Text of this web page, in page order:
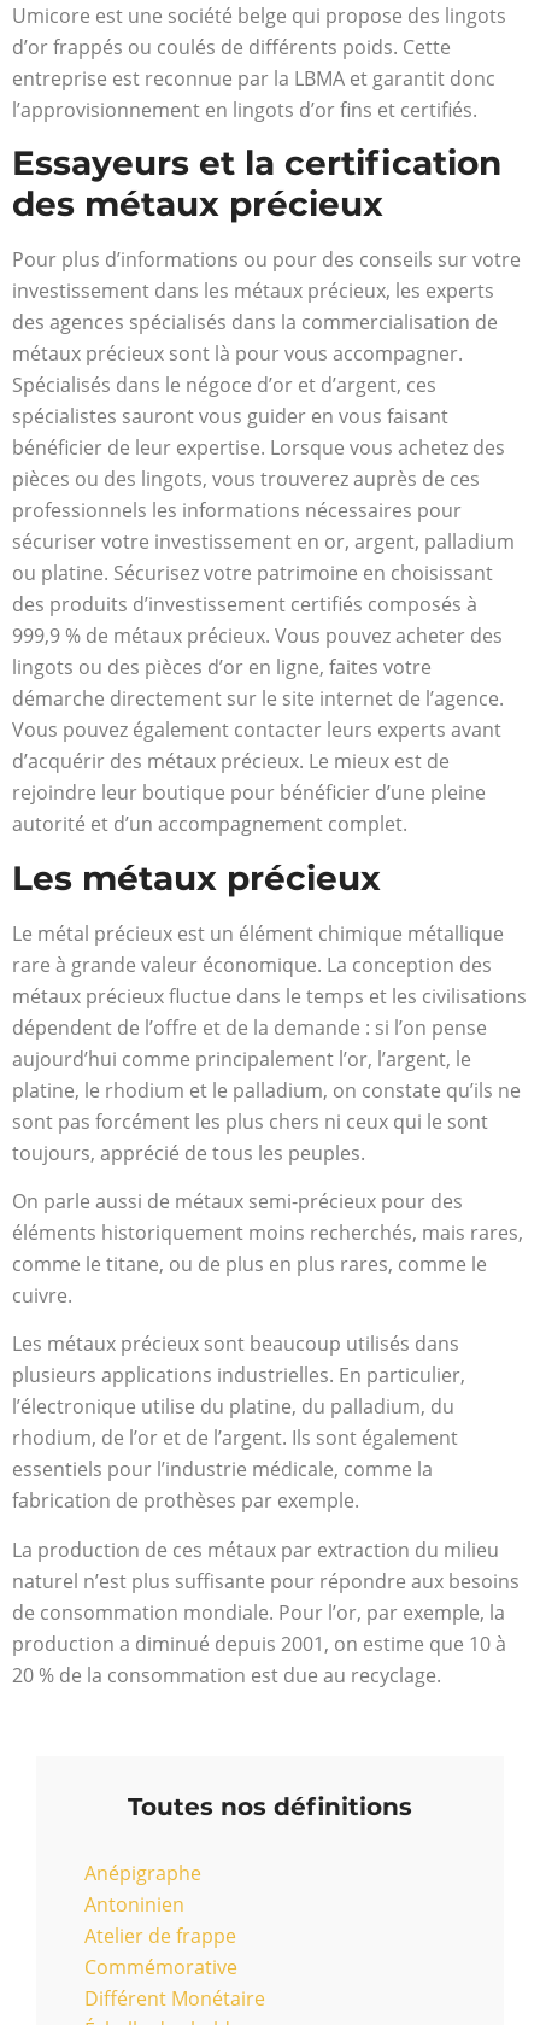
Umicore est une société belge qui propose des lingots
d’or frappés ou coulés de différents poids. Cette
entreprise est reconnue par la LBMA et garantit donc
l’approvisionnement en lingots d’or fins et certifiés.
Essayeurs et la certification
des métaux précieux
Pour plus d’informations ou pour des conseils sur votre
investissement dans les métaux précieux, les experts
des agences spécialisés dans la commercialisation de
métaux précieux sont là pour vous accompagner.
Spécialisés dans le négoce d’or et d’argent, ces
spécialistes sauront vous guider en vous faisant
bénéficier de leur expertise. Lorsque vous achetez des
pièces ou des lingots, vous trouverez auprès de ces
professionnels les informations nécessaires pour
sécuriser votre investissement en or, argent, palladium
ou platine. Sécurisez votre patrimoine en choisissant
des produits d’investissement certifiés composés à
999,9 % de métaux précieux. Vous pouvez acheter des
lingots ou des pièces d’or en ligne, faites votre
démarche directement sur le site internet de l’agence.
Vous pouvez également contacter leurs experts avant
d’acquérir des métaux précieux. Le mieux est de
rejoindre leur boutique pour bénéficier d’une pleine
autorité et d’un accompagnement complet.
Les métaux précieux
Le métal précieux est un élément chimique métallique
rare à grande valeur économique. La conception des
métaux précieux fluctue dans le temps et les civilisations
dépendent de l’offre et de la demande : si l’on pense
aujourd’hui comme principalement l’or, l’argent, le
platine, le rhodium et le palladium, on constate qu’ils ne
sont pas forcément les plus chers ni ceux qui le sont
toujours, apprécié de tous les peuples.
On parle aussi de métaux semi-précieux pour des
éléments historiquement moins recherchés, mais rares,
comme le titane, ou de plus en plus rares, comme le
cuivre.
Les métaux précieux sont beaucoup utilisés dans
plusieurs applications industrielles. En particulier,
l’électronique utilise du platine, du palladium, du
rhodium, de l’or et de l’argent. Ils sont également
essentiels pour l’industrie médicale, comme la
fabrication de prothèses par exemple.
La production de ces métaux par extraction du milieu
naturel n’est plus suffisante pour répondre aux besoins
de consommation mondiale. Pour l’or, par exemple, la
production a diminué depuis 2001, on estime que 10 à
20 % de la consommation est due au recyclage.
Toutes nos définitions
Anépigraphe
Antoninien
Atelier de frappe
Commémorative
Différent Monétaire